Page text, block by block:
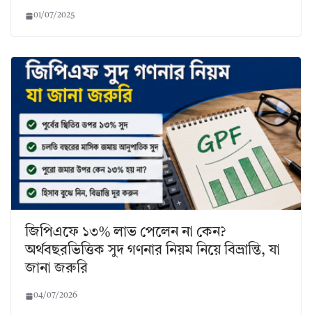
01/07/2025
জিপিএফে ১৩% লাভ পেলেন না কেন?
অর্থবছরভিত্তিক সুদ গণনার নিয়ম নিয়ে বিভ্রান্তি, যা
জানা জরুরি
04/07/2026